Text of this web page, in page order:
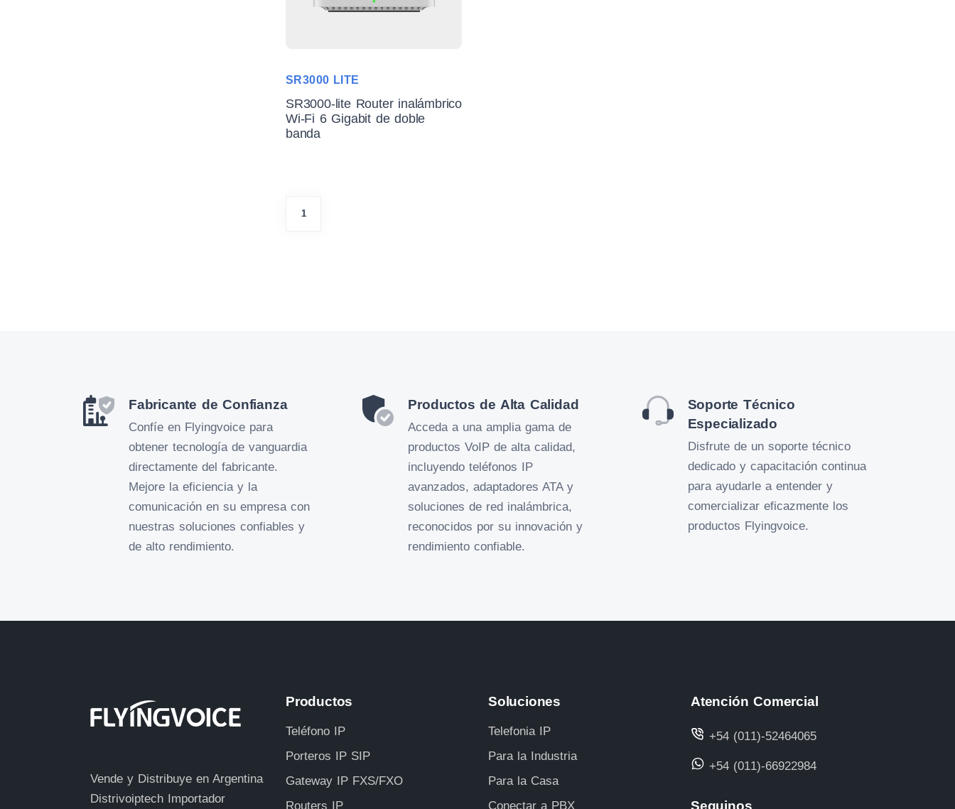
SR3000 LITE
SR3000-lite Router inalámbrico
Wi-Fi 6 Gigabit de doble
banda
1
Fabricante de Confianza
Confíe en Flyingvoice para
obtener tecnología de vanguardia
directamente del fabricante.
Mejore la eficiencia y la
comunicación en su empresa con
nuestras soluciones confiables y
de alto rendimiento.
Productos de Alta Calidad
Acceda a una amplia gama de
productos VoIP de alta calidad,
incluyendo teléfonos IP
avanzados, adaptadores ATA y
soluciones de red inalámbrica,
reconocidos por su innovación y
rendimiento confiable.
Soporte Técnico
Especializado
Disfrute de un soporte técnico
dedicado y capacitación continua
para ayudarle a entender y
comercializar eficazmente los
productos Flyingvoice.
Vende y Distribuye en Argentina
Distrivoiptech Importador
Productos
Teléfono IP
Porteros IP SIP
Gateway IP FXS/FXO
Routers IP
Soluciones
Telefonia IP
Para la Industria
Para la Casa
Conectar a PBX
Atención Comercial
+54 (011)-52464065
+54 (011)-66922984
Seguinos